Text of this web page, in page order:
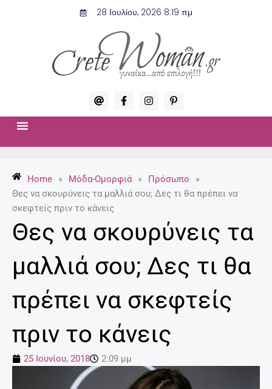
28 Ιουλίου, 2026 8:19 πμ
A
t
F
a
c
f
I
n
s
m
P
i
n
-
p
Home » Μόδα-Ομορφιά » Πρόσωπο
»
Θες να σκουρύνεις τα μαλλιά σου; Δες τι θα πρέπει να
σκεφτείς πριν το κάνεις
Θες να σκουρύνεις τα
μαλλιά σου; Δες τι θα
πρέπει να σκεφτείς
πριν το κάνεις
25 Ιουνίου, 2018 2:09 μμ